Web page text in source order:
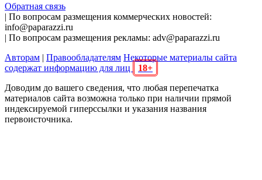
Обратная связь
| По вопросам размещения коммерческих новостей:
info@paparazzi.ru
| По вопросам размещения рекламы: adv@paparazzi.ru
Авторам | Правообладателям Некоторые материалы сайта
содержат информацию для лиц
18+
Доводим до вашего сведения, что любая перепечатка
материалов сайта возможна только при наличии прямой
индексируемой гиперссылки и указания названия
первоисточника.